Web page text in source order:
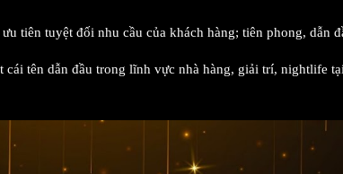
tiên tuyệt đối nhu cầu của khách hàng; tiên phong, dẫn
tên dẫn đầu trong lĩnh vực nhà hàng, giải trí, nightlife